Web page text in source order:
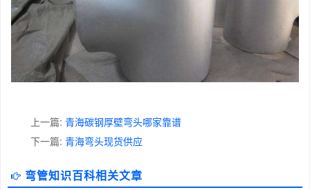
上一篇: 青海碳钢厚壁弯头哪家靠谱
下一篇: 青海弯头现货供应
弯管知识百科相关文章